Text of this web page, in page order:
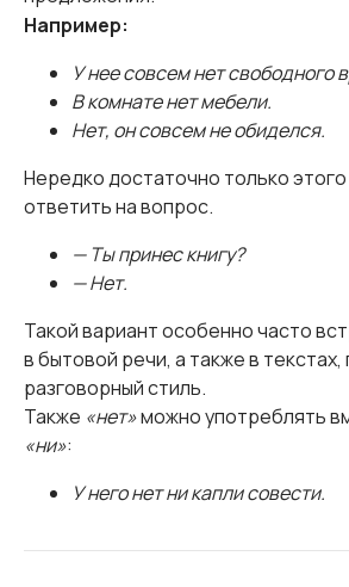
Например:
У нее совсем нет свободного
В комнате нет мебели.
Нет, он совсем не обиделся.
Нередко достаточно только
ответить на вопрос.
— Ты принес книгу?
— Нет.
Такой вариант особенно часто
в бытовой речи, а также в текстах,
разговорный стиль.
Также «нет»можно употреблять
«ни»:
У него нет ни капли совести.